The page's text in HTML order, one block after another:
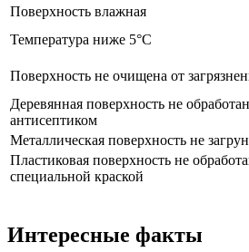
Поверхность влажная
Температура ниже 5°C
Поверхность не очищена от
Деревянная поверхность не
антисептиком
Металлическая поверхность не
Пластиковая поверхность не
специальной краской
Интересные факты